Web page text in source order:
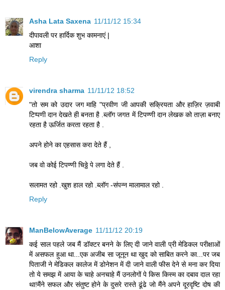
Asha Lata Saxena 11/11/12 15:34
दीपावली पर हार्दिक शुभ कामनाएं |
आशा
Reply
virendra sharma 11/11/12 18:52
"तो सम को उदार जग माहि "प्रवीण जी आपकी सक्रियता और हाज़िर ज़वाबी
टिप्पणी दान देखते ही बनता है .ब्लॉग जगत में टिपण्णी दान लेखक को ताज़ा बनाए
रहता है ऊर्जित करता रहता है .
अपने होने का एहसास करा देते हैं ,
जब वो कोई टिपण्णी चिठ्ठे पे लगा देते हैं .
सलामत रहो .खुश हाल रहो .ब्लॉग -संपन्न मालामाल रहो .
Reply
ManBelowAverage 11/11/12 20:19
कई साल पहले जब मैं डॉक्टर बनने के लिए दी जाने वाली प्री मेडिकल परीक्षाओं
में असफल हुआ था...एक अजीब सा जूनून था खुद को साबित करने का...पर जब
पिताजी ने मेडिकल कालेज में डोनेशन में दी जाने वाली फीस देने से मना कर दिया
तो ये समझ में आया के चाहे अनचाहे मैं उनलोगों पे किस किस्म का दबाव दाल रहा
था!मैंने सफल और संतुष्ट होने के दुसरे रास्ते ढूंढे जो मैंने अपने दूरदृष्टि दोष की